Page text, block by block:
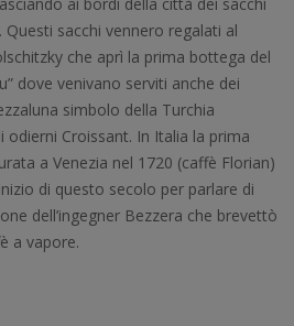
sacchi vennero regalati al
che aprì la prima bottega del
dove venivano serviti anche dei
simbolo della Turchia
Croissant. In Italia la prima
a Venezia nel 1720 (caffè Florian)
di questo secolo per parlare di
dell’ingegner Bezzera che brevettò
a vapore.